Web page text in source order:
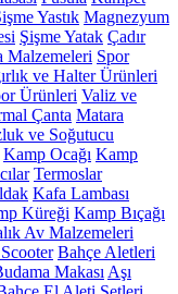
Yastık Magnezyum
Şişme Yatak Çadır
Malzemeleri Spor
ve Halter Ürünleri
Ürünleri Valiz ve
Çanta Matara
ve Soğutucu
Kamp Ocağı Kamp
Termoslar
Kafa Lambası
Küreği Kamp Bıçağı
Av Malzemeleri
Bahçe Aletleri
Makası Aşı